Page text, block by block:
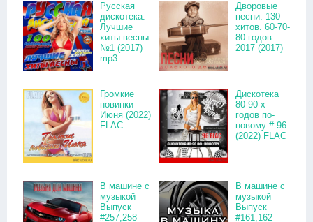
Русская
дискотека.
Лучшие
хиты весны.
№1 (2017)
mp3
Дворовые
песни. 130
хитов. 60-70-
80 годов
2017 (2017)
Громкие
новинки
Июня (2022)
FLAC
Дискотека
80-90-х
годов по-
новому # 96
(2022) FLAC
В машине с
музыкой
Выпуск
#257,258
В машине с
музыкой
Выпуск
#161,162